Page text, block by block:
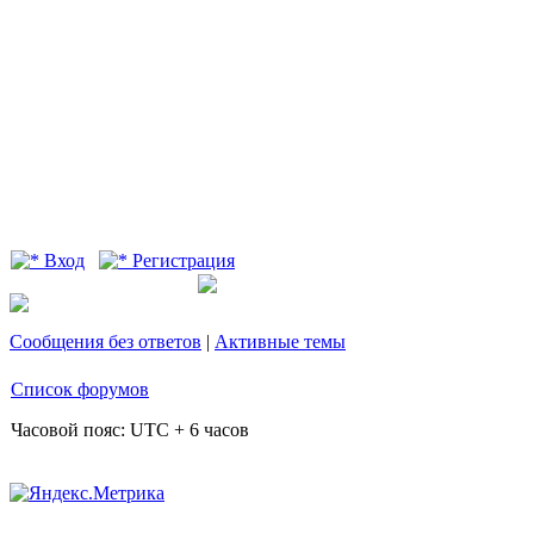
Вход Регистрация
Сообщения без ответов | Активные темы
Список форумов
Часовой пояс: UTC + 6 часов